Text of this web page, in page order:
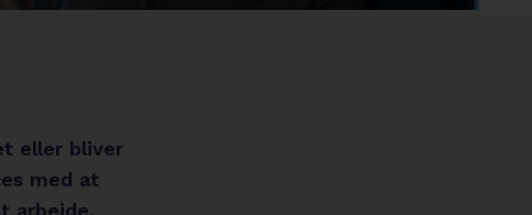
eller bliver
med at
arbejde,